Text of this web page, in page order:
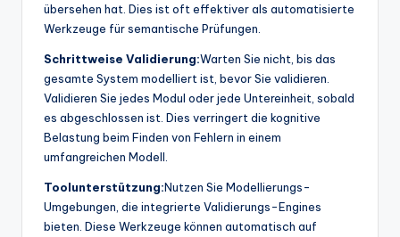
übersehen hat. Dies ist oft effektiver als automatisierte
Werkzeuge für semantische Prüfungen.
Schrittweise Validierung:Warten Sie nicht, bis das
gesamte System modelliert ist, bevor Sie validieren.
Validieren Sie jedes Modul oder jede Untereinheit, sobald
es abgeschlossen ist. Dies verringert die kognitive
Belastung beim Finden von Fehlern in einem
umfangreichen Modell.
Toolunterstützung:Nutzen Sie Modellierungs-
Umgebungen, die integrierte Validierungs-Engines
bieten. Diese Werkzeuge können automatisch auf